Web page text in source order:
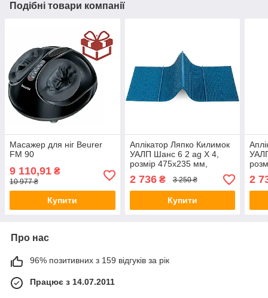
Подібні товари компанії
Масажер для ніг Beurer
FM 90
9 110,91 ₴
10 977 ₴
Купити
Аплікатор Ляпко Килимок
УАЛП Шанс 6 2 ag Х 4,
розмір 475х235 мм,
2 736₴ 3 250 ₴
Купити
2
Про нас
96% позитивних з 159 відгуків за рік
Працює з 14.07.2011